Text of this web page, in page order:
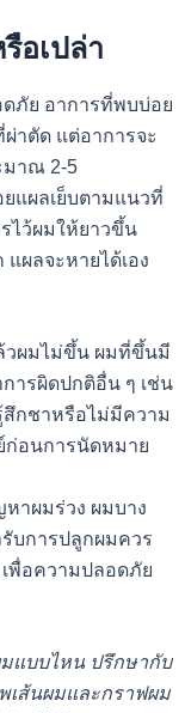
อเปล่า
ภัย อาการที่พบบ่อย
าตัด แต่อาการจะ
มาณ 2-5
แผลเย็บตามแนวที่
ไว้ผมให้ยาวขึ้น
ผลจะหายได้เอง
วผมไม่ขึ้น ผมที่ขึ้นมี
ารผิดปกติอื่น ๆ เช่น
สึกชาหรือไม่มีความ
ก่อนการนัดหมาย
าผมร่วง ผมบาง
บการปลูกผมควร
พื่อความปลอดภัย
มแบบไหน ปรึกษากับ
เส้นผมและกราฟผม